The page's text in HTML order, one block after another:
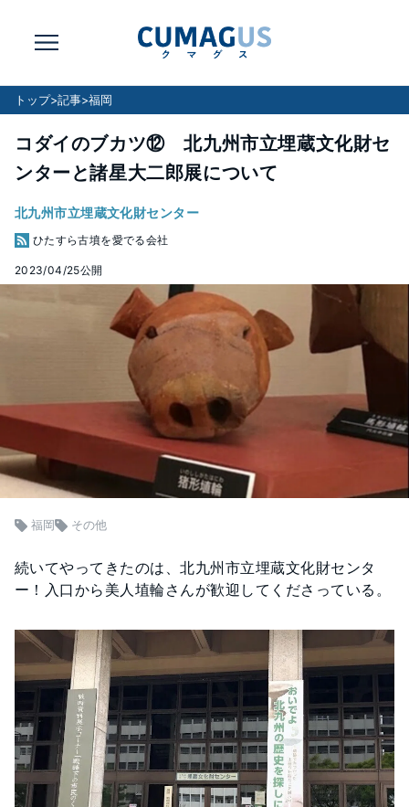
トップ>記事>福岡
コダイのブカツ⑫ 北九州市立埋蔵文化財セ
ンターと諸星大二郎展について
北九州市立埋蔵文化財センター
ひたすら古墳を愛でる会社
2023/04/25公開
福岡 その他
続いてやってきたのは、北九州市立埋蔵文化財センタ
ー！入口から美人埴輪さんが歓迎してくださっている。